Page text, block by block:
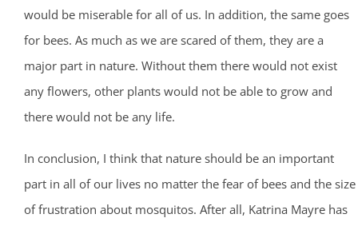
would be miserable for all of us. In addition, the same goes
for bees. As much as we are scared of them, they are a
major part in nature. Without them there would not exist
any flowers, other plants would not be able to grow and
there would not be any life.
In conclusion, I think that nature should be an important
part in all of our lives no matter the fear of bees and the size
of frustration about mosquitos. After all, Katrina Mayre has